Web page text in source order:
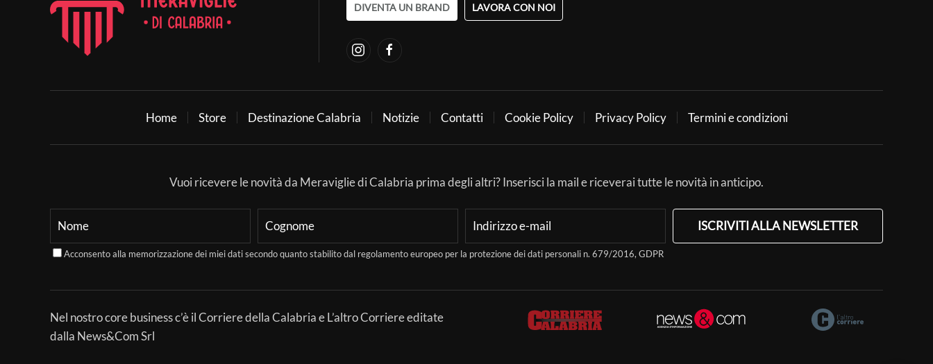
DIVENTA UN BRAND LAVORA CON NOI
Home Store Destinazione Calabria Notizie Contatti Cookie Policy Privacy Policy Termini e condizioni
Vuoi ricevere le novità da Meraviglie di Calabria prima degli altri? Inserisci la mail e riceverai tutte le novità in anticipo.
ISCRIVITI ALLA NEWSLETTER
Acconsento alla memorizzazione dei miei dati secondo quanto stabilito dal regolamento europeo per la protezione dei dati personali n. 679/2016, GDPR
Nel nostro core business c’è il Corriere della Calabria e L’altro Corriere editate
dalla News&Com Srl